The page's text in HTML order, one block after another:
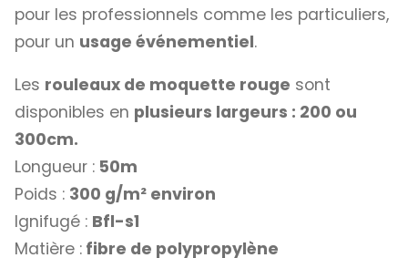
pour les professionnels comme les particuliers,
pour un usage événementiel.
Les rouleaux de moquette rouge sont
disponibles en plusieurs largeurs : 200 ou
300cm.
Longueur : 50m
Poids : 300 g/m² environ
Ignifugé : Bfl-s1
Matière : fibre de polypropylène